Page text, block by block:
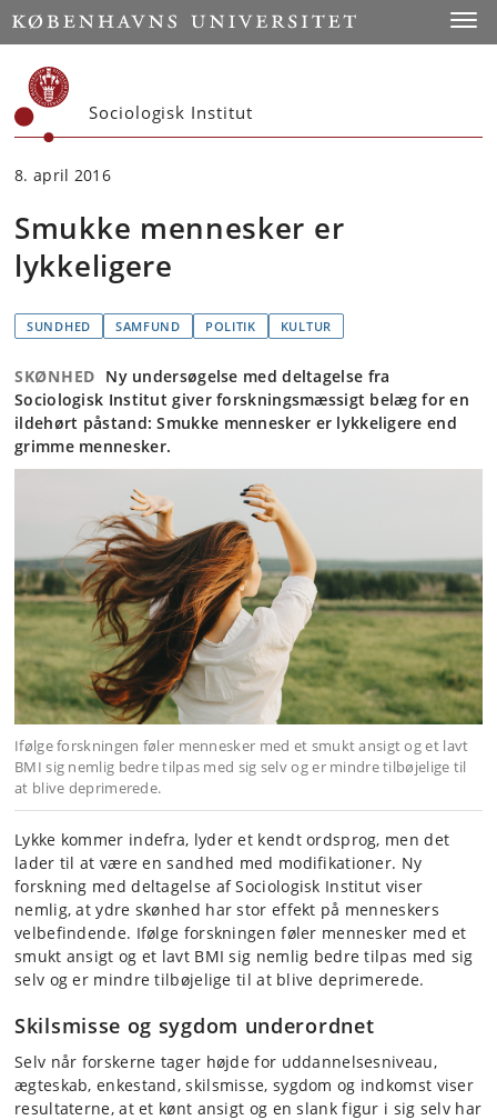
Start
Sociologisk Institut
8. april 2016
Smukke mennesker er
lykkeligere
SUNDHED SAMFUND POLITIK KULTUR
SKØNHED Ny undersøgelse med deltagelse fra
Sociologisk Institut giver forskningsmæssigt belæg for en
ildehørt påstand: Smukke mennesker er lykkeligere end
grimme mennesker.
Ifølge forskningen føler mennesker med et smukt ansigt og et lavt
BMI sig nemlig bedre tilpas med sig selv og er mindre tilbøjelige til
at blive deprimerede.
Lykke kommer indefra, lyder et kendt ordsprog, men det
lader til at være en sandhed med modifikationer. Ny
forskning med deltagelse af Sociologisk Institut viser
nemlig, at ydre skønhed har stor effekt på menneskers
velbefindende. Ifølge forskningen føler mennesker med et
smukt ansigt og et lavt BMI sig nemlig bedre tilpas med sig
selv og er mindre tilbøjelige til at blive deprimerede.
Skilsmisse og sygdom underordnet
Selv når forskerne tager højde for uddannelsesniveau,
ægteskab, enkestand, skilsmisse, sygdom og indkomst viser
resultaterne, at et kønt ansigt og en slank figur i sig selv har